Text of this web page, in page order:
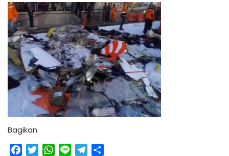
Bagikan
Facebook
TwitterWhatsApp
Line Telegram